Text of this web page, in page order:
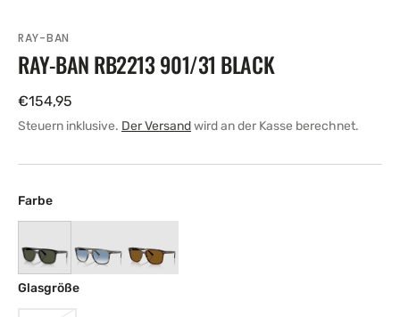
RAY-BAN
RAY-BAN RB2213 901/31 BLACK
Regulärer
Preis
€154,95
Steuern inklusive. Der Versandwird an der Kasse berechnet.
Farbe
Glasgröße